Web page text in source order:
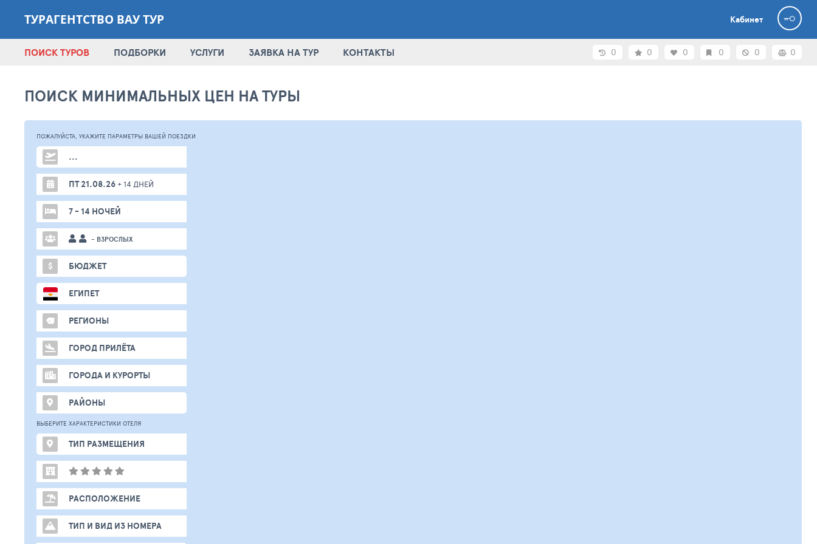
ТУРАГЕНТСТВО ВАУ ТУР Кабинет
ПОИСК ТУРОВ ПОДБОРКИ УСЛУГИ ЗАЯВКА НА ТУР КОНТАКТЫ 0 0 0 0 0 0
ПОИСК МИНИМАЛЬНЫХ ЦЕН НА ТУРЫ
ПОЖАЛУЙСТА, УКАЖИТЕ ПАРАМЕТРЫ ВАШЕЙ ПОЕЗДКИ
...
ПТ 21.08.26+ 14 ДНЕЙ
7 - 14 НОЧЕЙ
- ВЗРОСЛЫХ
$ БЮДЖЕТ
ЕГИПЕТ
РЕГИОНЫ
ГОРОД ПРИЛЁТА
ГОРОДА И КУРОРТЫ
РАЙОНЫ
ВЫБЕРИТЕ ХАРАКТЕРИСТИКИ ОТЕЛЯ
ТИП РАЗМЕЩЕНИЯ
РАСПОЛОЖЕНИЕ
ТИП И ВИД ИЗ НОМЕРА